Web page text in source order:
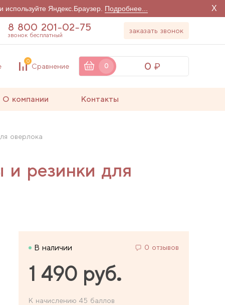
Яндекс.Браузер. Подробнее... X
8 800 201-02-75
звонок бесплатный
заказать звонок
Сравнение
0
0 0
О компании Контакты
оверлока
и резинки для
В наличии 0 отзывов
1 490 руб.
К начислению 45 баллов